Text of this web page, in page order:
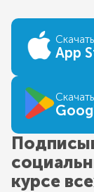
App
курсе